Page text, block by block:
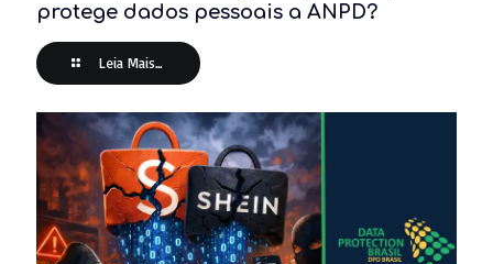
protege dados pessoais a ANPD?
Leia Mais...